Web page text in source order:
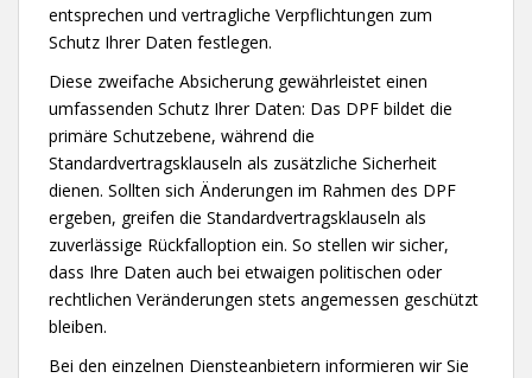
entsprechen und vertragliche Verpflichtungen zum
Schutz Ihrer Daten festlegen.
Diese zweifache Absicherung gewährleistet einen
umfassenden Schutz Ihrer Daten: Das DPF bildet die
primäre Schutzebene, während die
Standardvertragsklauseln als zusätzliche Sicherheit
dienen. Sollten sich Änderungen im Rahmen des DPF
ergeben, greifen die Standardvertragsklauseln als
zuverlässige Rückfalloption ein. So stellen wir sicher,
dass Ihre Daten auch bei etwaigen politischen oder
rechtlichen Veränderungen stets angemessen geschützt
bleiben.
Bei den einzelnen Diensteanbietern informieren wir Sie